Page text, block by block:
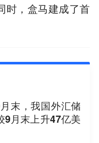
时，盒马建成了首
末，我国外汇储
9月末上升47亿美